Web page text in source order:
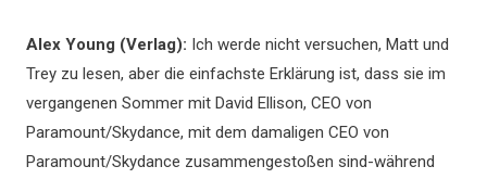
Alex Young (Verlag): Ich werde nicht versuchen, Matt und
Trey zu lesen, aber die einfachste Erklärung ist, dass sie im
vergangenen Sommer mit David Ellison, CEO von
Paramount/Skydance, mit dem damaligen CEO von
Paramount/Skydance zusammengestoßen sind-während